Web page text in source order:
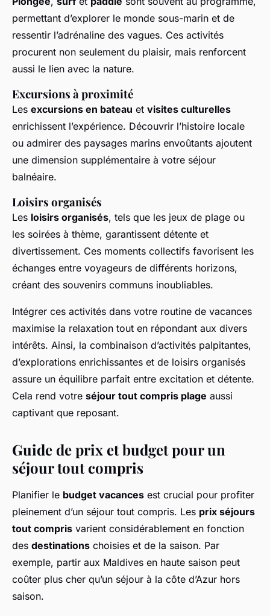
permettant d’explorer le monde sous-marin et de
ressentir l’adrénaline des vagues. Ces activités
procurent non seulement du plaisir, mais renforcent
aussi le lien avec la nature.
Excursions à proximité
Les excursions en bateau et visites culturelles
enrichissent l’expérience. Découvrir l’histoire locale
ou admirer des paysages marins envoûtants ajoutent
une dimension supplémentaire à votre séjour
balnéaire.
Loisirs organisés
Les loisirs organisés, tels que les jeux de plage ou
les soirées à thème, garantissent détente et
divertissement. Ces moments collectifs favorisent les
échanges entre voyageurs de différents horizons,
créant des souvenirs communs inoubliables.
Intégrer ces activités dans votre routine de vacances
maximise la relaxation tout en répondant aux divers
intérêts. Ainsi, la combinaison d’activités palpitantes,
d’explorations enrichissantes et de loisirs organisés
assure un équilibre parfait entre excitation et détente.
Cela rend votre séjour tout compris plage aussi
captivant que reposant.
Guide de prix et budget pour un
séjour tout compris
Planifier le budget vacances est crucial pour profiter
pleinement d’un séjour tout compris. Les prix séjours
tout compris varient considérablement en fonction
des destinations choisies et de la saison. Par
exemple, partir aux Maldives en haute saison peut
coûter plus cher qu’un séjour à la côte d’Azur hors
saison.